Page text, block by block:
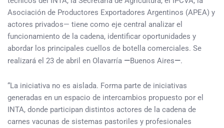
Asociación de Productores Exportadores Argentinos (APEA) y
actores privados— tiene como eje central analizar el
funcionamiento de la cadena, identificar oportunidades y
abordar los principales cuellos de botella comerciales. Se
realizará el 23 de abril en Olavarría —Buenos Aires—.
“La iniciativa no es aislada. Forma parte de iniciativas
generadas en un espacio de intercambios propuesto por el
INTA, donde participan distintos actores de la cadena de
carnes vacunas de sistemas pastoriles y profesionales